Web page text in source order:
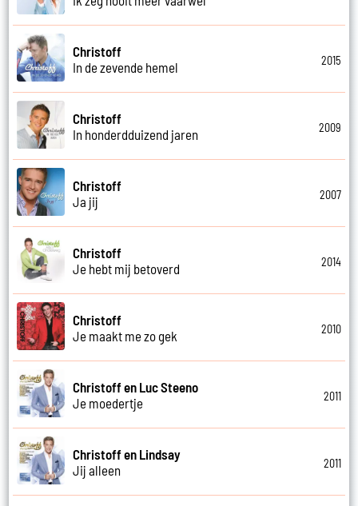
Christoff
In de zevende hemel
2015
Christoff
In honderdduizend jaren
2009
Christoff
Ja jij
2007
Christoff
Je hebt mij betoverd
2014
Christoff
Je maakt me zo gek
2010
Christoff en Luc Steeno
Je moedertje
2011
Christoff en Lindsay
Jij alleen
2011